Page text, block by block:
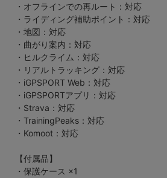
・オフラインでの再ルート：対応
・ライディング補助ポイント：対応
・地図：対応
・曲がり案内：対応
・ヒルクライム：対応
・リアルトラッキング：対応
・iGPSPORT Web：対応
・iGPSPORTアプリ：対応
・Strava：対応
・TrainingPeaks：対応
・Komoot：対応
【付属品】
・保護ケース ×1